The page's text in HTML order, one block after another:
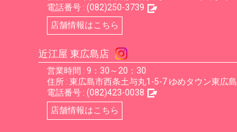
電話番号 : (082)250-3739
店舗情報はこちら
近江屋 東広島店
営業時間 : 9：30～20：30
住所 : 東広島市西条土与丸1-5-7 ゆめタウン東広
電話番号 : (082)423-0038
店舗情報はこちら